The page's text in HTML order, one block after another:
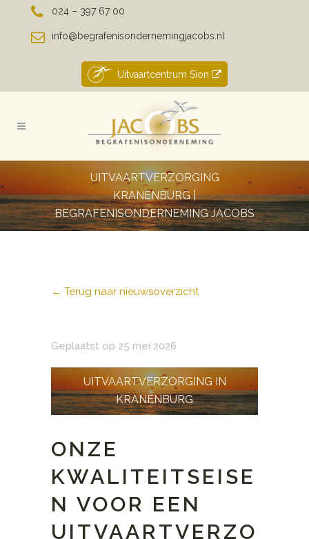
024 – 397 67 00
info@begrafenisondernemingjacobs.nl
Uitvaartcentrum Sion
UITVAARTVERZORGING
KRANENBURG |
BEGRAFENISONDERNEMING JACOBS
← Terug naar nieuwsoverzicht
Geplaatst op 25 mei 2026
UITVAARTVERZORGING IN
KRANENBURG
ONZE
KWALITEITSEISE
N VOOR EEN
UITVAARTVERZO